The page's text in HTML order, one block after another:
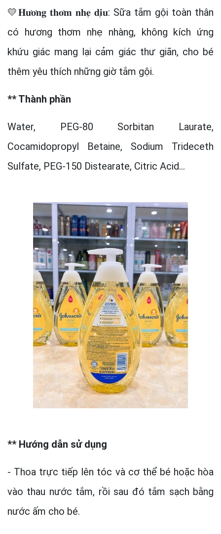
💛𝐇𝐮̛𝐨̛𝐧𝐠 𝐭𝐡𝐨̛𝐦 𝐧𝐡𝐞̣ 𝐝𝐢̣𝐮: Sữa tắm gội toàn thân
có hương thơm nhẹ nhàng, không kích ứng
khứu giác mang lại cảm giác thư giãn, cho bé
thêm yêu thích những giờ tắm gội.
** Thành phần
Water, PEG-80 Sorbitan Laurate,
Cocamidopropyl Betaine, Sodium Trideceth
Sulfate, PEG-150 Distearate, Citric Acid...
** Hướng dẫn sử dụng
- Thoa trực tiếp lên tóc và cơ thể bé hoặc hòa
vào thau nước tắm, rồi sau đó tắm sạch bằng
nước ấm cho bé.